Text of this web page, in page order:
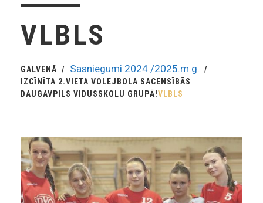
VLBLS
GALVENĀ Sasniegumi 2024./2025.m.g.
IZCĪNĪTA 2.VIETA VOLEJBOLA SACENSĪBĀS
DAUGAVPILS VIDUSSKOLU GRUPĀ!VLBLS